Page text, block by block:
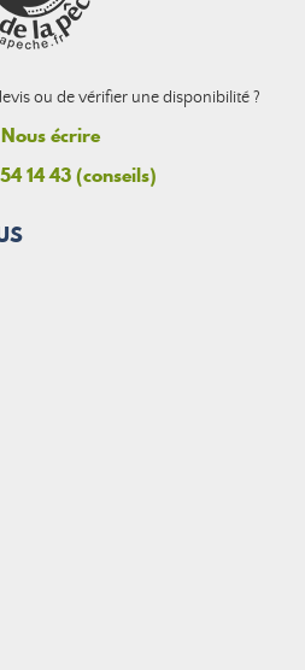
ou de vérifier une disponibilité ?
Nous écrire
14 43 (conseils)